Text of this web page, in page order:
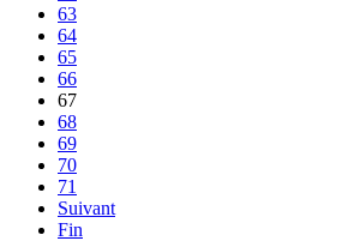
63
64
65
66
67
68
69
70
71
Suivant
Fin